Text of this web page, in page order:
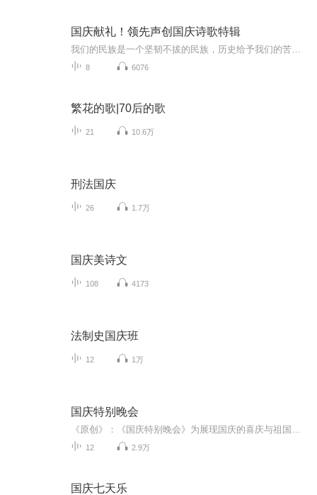
国庆献礼！领先声创国庆诗歌特辑
8 6076
繁花的歌|70后的歌
21 10.6万
刑法国庆
26 1.7万
国庆美诗文
108 4173
法制史国庆班
12 1万
国庆特别晚会
12 2.9万
国庆七天乐